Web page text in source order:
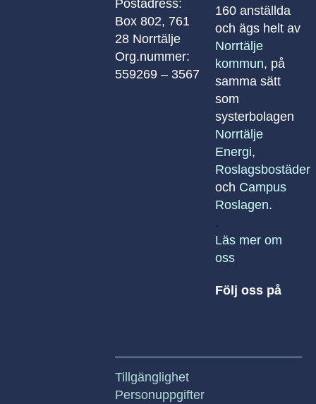
Postadress:
Box 802, 761
28 Norrtälje
Org.nummer:
559269 – 3567
160 anställda
och ägs helt av
Norrtälje
kommun, på
samma sätt
som
systerbolagen
Norrtälje
Energi,
Roslagsbostäder
och Campus
Roslagen.
.
Läs mer om
oss
Följ oss på
Tillgänglighet
Personuppgifter